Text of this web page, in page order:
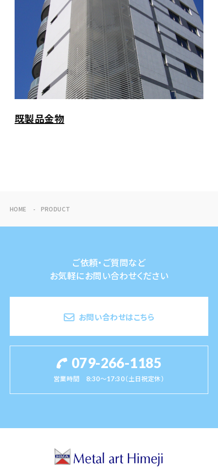
既製品金物
HOME PRODUCT
ご依頼・ご質問など
お気軽にお問い合わせください
お問い合わせはこちら
079-266-1185
営業時間 8:30～17:30（土日祝定休）